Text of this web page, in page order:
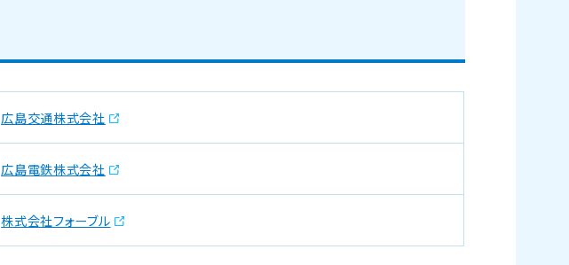
広島交通株式会社
広島電鉄株式会社
株式会社フォーブル